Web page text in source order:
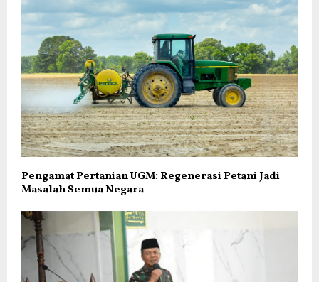
Pengamat Pertanian UGM: Regenerasi Petani Jadi
Masalah Semua Negara